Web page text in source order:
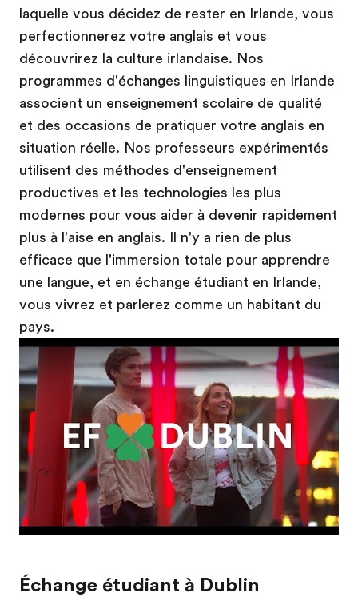
laquelle vous décidez de rester en Irlande, vous
perfectionnerez votre anglais et vous
découvrirez la culture irlandaise. Nos
programmes d'échanges linguistiques en Irlande
associent un enseignement scolaire de qualité
et des occasions de pratiquer votre anglais en
situation réelle. Nos professeurs expérimentés
utilisent des méthodes d'enseignement
productives et les technologies les plus
modernes pour vous aider à devenir rapidement
plus à l'aise en anglais. Il n'y a rien de plus
efficace que l'immersion totale pour apprendre
une langue, et en échange étudiant en Irlande,
vous vivrez et parlerez comme un habitant du
pays.
Play
Échange étudiant à Dublin